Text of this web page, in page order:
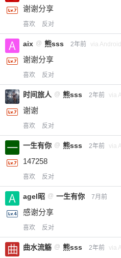
谢谢分享
喜欢 反对
aix @ 熊sss 2年前 via Android
谢谢分享
喜欢 反对
时间旅人 @ 熊sss 2年前 via
谢谢
喜欢 反对
一生有你 @ 熊sss 2年前 via
147258
喜欢 反对
agel昭 @ 一生有你 7月前
感谢分享
喜欢 反对
曲水流觞 @ 熊sss 2年前 via